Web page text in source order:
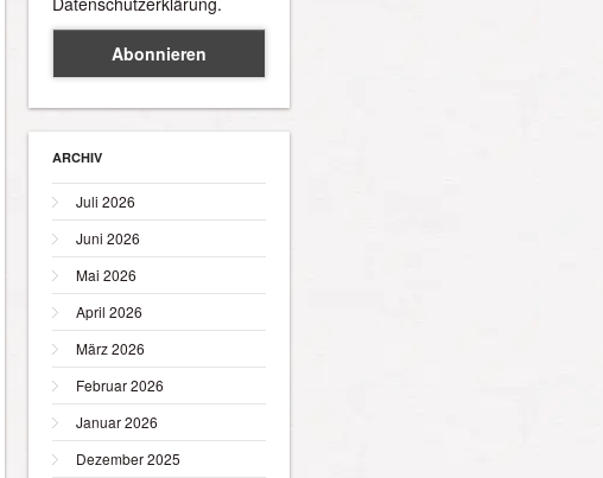
ARCHIV
Juli 2026
Juni 2026
Mai 2026
April 2026
März 2026
Februar 2026
Januar 2026
Dezember 2025